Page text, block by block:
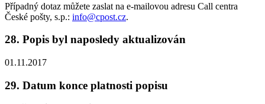
Případný dotaz můžete zaslat na e-mailovou adresu Call centra
České pošty, s.p.: info@cpost.cz.
28. Popis byl naposledy aktualizován
01.11.2017
29. Datum konce platnosti popisu